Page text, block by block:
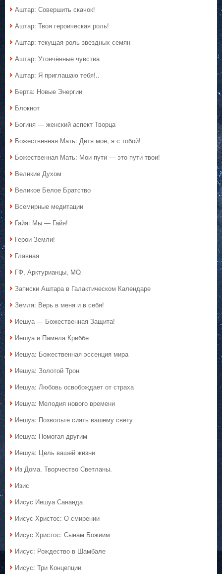
Аштар: Совершить скачок!
Аштар: Твоя героическая роль!
Аштар: текущая роль звездных семян
Аштар: Утончённые чувства
Аштар: Я приглашаю тебя!..
Берта: Новые Энергии
Блокнот
Богиня — женский аспект Творца
Божественная Мать: Дитя моё, я с тобой!
Божественная Мать: Мои пути — это пути твои!
Великие Духом
Великое Белое Братство
Всемирные медитации
Гайя: Мы — Гайя!
Герои Земли!
Главная
ГФ, Арктурианцы, MQ
Записки Аштара в Галактическом Календаре
Земля: Верь в меня и в себя!
Иешуа — Божественная Защита!
Иешуа и Памела Криббе
Иешуа: Божественная эссенция мира
Иешуа: Золотой Трон
Иешуа: Любовь освобождает от страха
Иешуа: Мелодия нового времени
Иешуа: Позвольте сиять вашему свету
Иешуа: Помогая другим
Иешуа: Цель вашей жизни
Из Дома. Творчество Светланы.
Изис
Иисус Иешуа Сананда
Иисус Христос: О смирении
Иисус Христос: Сынам Божиим
Иисус: Рождество в Шамбале
Иисус: Три Концепции